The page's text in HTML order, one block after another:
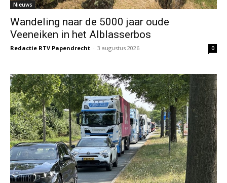
Nieuws
Wandeling naar de 5000 jaar oude
Veeneiken in het Alblasserbos
Redactie RTV Papendrecht - 3 augustus 2026 0